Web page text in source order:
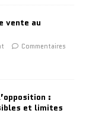
vente au
Commentaires
:
et limites